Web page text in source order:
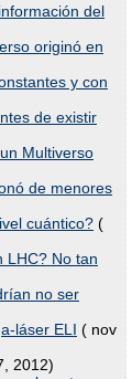
del
originó en
y con
de existir
Multiverso
de menores
cuántico? (
LHC? No tan
no ser
láser ELI ( nov
2012)